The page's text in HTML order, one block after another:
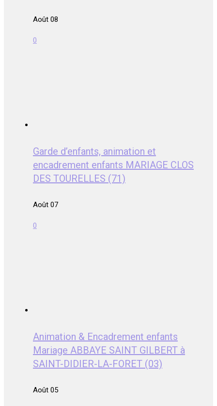
Août 08
0
Garde d’enfants, animation et
encadrement enfants MARIAGE CLOS
DES TOURELLES (71)
Août 07
0
Animation & Encadrement enfants
Mariage ABBAYE SAINT GILBERT à
SAINT-DIDIER-LA-FORET (03)
Août 05